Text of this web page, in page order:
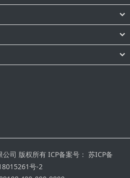
司 版权所有 ICP备案号： 苏ICP备
号-2